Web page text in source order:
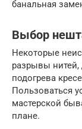
банальная
Выбор
Некоторые
разрывы
подогрева
Пользоваться
мастерской
плане.